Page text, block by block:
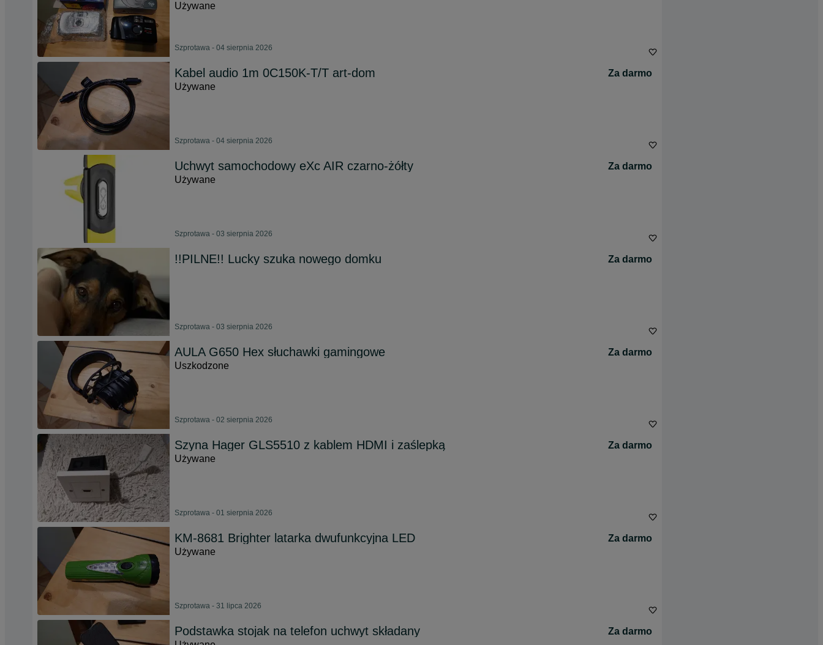
Używane
Szprotawa - 04 sierpnia 2026
Kabel audio 1m 0C150K-T/T art-dom
Za darmo
Używane
Szprotawa - 04 sierpnia 2026
Uchwyt samochodowy eXc AIR czarno-żółty
Za darmo
Używane
Szprotawa - 03 sierpnia 2026
!!PILNE!! Lucky szuka nowego domku Za darmo
Szprotawa - 03 sierpnia 2026
AULA G650 Hex słuchawki gamingowe
Za darmo
Uszkodzone
Szprotawa - 02 sierpnia 2026
Szyna Hager GLS5510 z kablem HDMI i zaślepką
Za darmo
Używane
Szprotawa - 01 sierpnia 2026
KM-8681 Brighter latarka dwufunkcyjna LED
Za darmo
Używane
Szprotawa - 31 lipca 2026
Podstawka stojak na telefon uchwyt składany
Za darmo